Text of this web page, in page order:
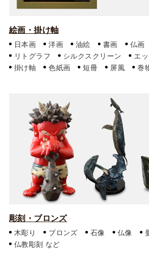
絵画・掛け軸
日本画 洋画 油絵 書画 仏画
リトグラフ
シルクスクリーン エ
掛け軸
色紙画 短冊 屏風 巻
彫刻・ブロンズ
木彫り ブロンズ 石像 仏像
仏教彫刻